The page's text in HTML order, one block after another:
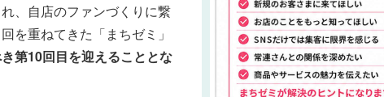
、自店のファンづくりに繋
を重ねてきた「まちゼミ」
第10回目を迎えることとな